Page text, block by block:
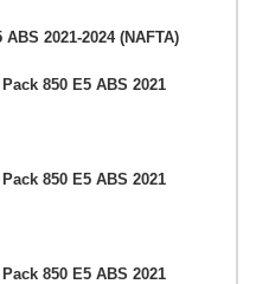
2021-2024 (NAFTA)
850 E5 ABS 2021
850 E5 ABS 2021
850 E5 ABS 2021